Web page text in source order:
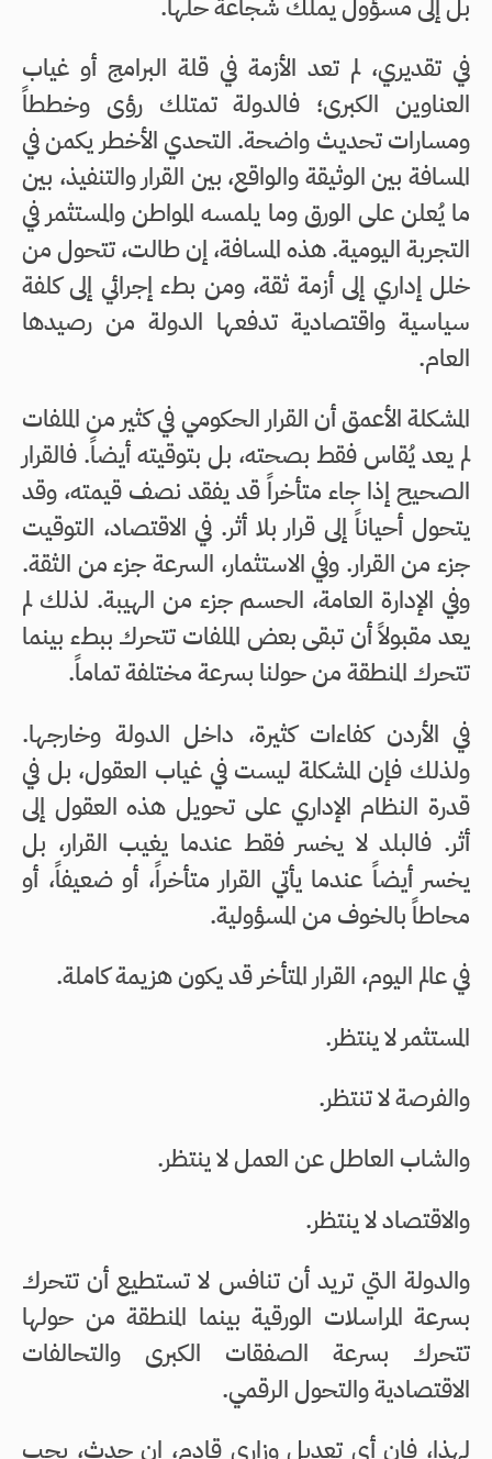
في تقديري، لم تعد الأزمة في قلة البرامج أو غياب
العناوين الكبرى؛ فالدولة تمتلك رؤى وخططاً
ومسارات تحديث واضحة. التحدي الأخطر يكمن في
المسافة بين الوثيقة والواقع، بين القرار والتنفيذ، بين
ما يُعلن على الورق وما يلمسه المواطن والمستثمر في
التجربة اليومية. هذه المسافة، إن طالت، تتحول من
خلل إداري إلى أزمة ثقة، ومن بطء إجرائي إلى كلفة
سياسية واقتصادية تدفعها الدولة من رصيدها
العام.
المشكلة الأعمق أن القرار الحكومي في كثير من الملفات
لم يعد يُقاس فقط بصحته، بل بتوقيته أيضاً. فالقرار
الصحيح إذا جاء متأخراً قد يفقد نصف قيمته، وقد
يتحول أحياناً إلى قرار بلا أثر. في الاقتصاد، التوقيت
جزء من القرار. وفي الاستثمار، السرعة جزء من الثقة.
وفي الإدارة العامة، الحسم جزء من الهيبة. لذلك لم
يعد مقبولاً أن تبقى بعض الملفات تتحرك ببطء بينما
تتحرك المنطقة من حولنا بسرعة مختلفة تماماً.
في الأردن كفاءات كثيرة، داخل الدولة وخارجها.
ولذلك فإن المشكلة ليست في غياب العقول، بل في
قدرة النظام الإداري على تحويل هذه العقول إلى
أثر. فالبلد لا يخسر فقط عندما يغيب القرار، بل
يخسر أيضاً عندما يأتي القرار متأخراً، أو ضعيفاً، أو
محاطاً بالخوف من المسؤولية.
في عالم اليوم، القرار المتأخر قد يكون هزيمة كاملة.
المستثمر لا ينتظر.
والفرصة لا تنتظر.
والشاب العاطل عن العمل لا ينتظر.
والاقتصاد لا ينتظر.
والدولة التي تريد أن تنافس لا تستطيع أن تتحرك
بسرعة المراسلات الورقية بينما المنطقة من حولها
تتحرك بسرعة الصفقات الكبرى والتحالفات
الاقتصادية والتحول الرقمي.
لهذا، فإن أي تعديل وزاري قادم، إن حدث، يجب